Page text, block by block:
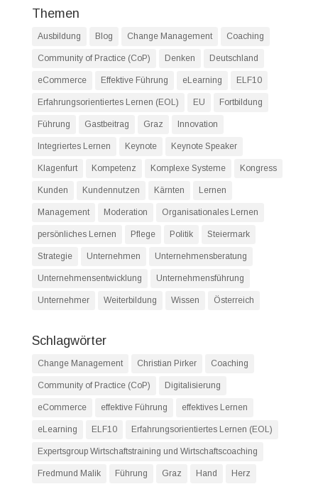
Themen
Ausbildung Blog Change Management Coaching
Community of Practice (CoP) Denken Deutschland
eCommerce Effektive Führung eLearning ELF10
Erfahrungsorientiertes Lernen (EOL) EU Fortbildung
Führung Gastbeitrag Graz Innovation
Integriertes Lernen Keynote Keynote Speaker
Klagenfurt Kompetenz Komplexe Systeme Kongress
Kunden Kundennutzen Kärnten Lernen
Management Moderation Organisationales Lernen
persönliches Lernen Pflege Politik Steiermark
Strategie Unternehmen Unternehmensberatung
Unternehmensentwicklung Unternehmensführung
Unternehmer Weiterbildung Wissen Österreich
Schlagwörter
Change Management Christian Pirker Coaching
Community of Practice (CoP) Digitalisierung
eCommerce effektive Führung effektives Lernen
eLearning ELF10 Erfahrungsorientiertes Lernen (EOL)
Expertsgroup Wirtschaftstraining und Wirtschaftscoaching
Fredmund Malik Führung Graz Hand Herz